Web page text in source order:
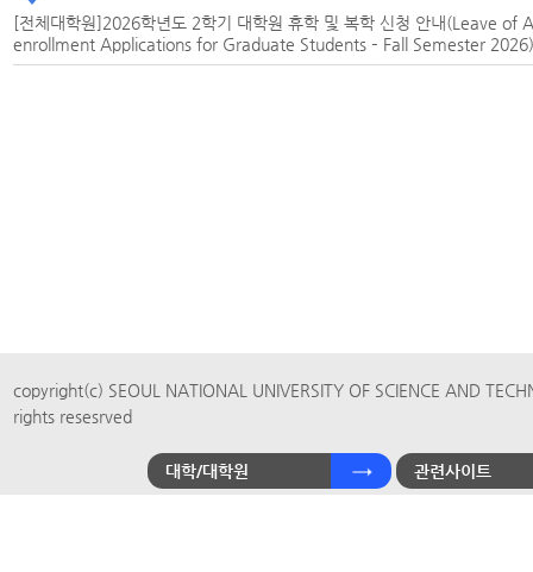
[전체대학원]2026학년도 2학기 대학원 휴학 및 복학 신청 안내(Leave of
enrollment Applications for Graduate Students – Fall Semester
copyright(c) SEOUL NATIONAL UNIVERSITY OF SCIENCE AND
rights resesrved
대학/대학원 관련사이트